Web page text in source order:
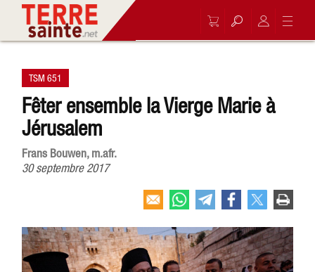
TSM 651
Fêter ensemble la Vierge Marie à
Jérusalem
Frans Bouwen, m.afr.
30 septembre 2017